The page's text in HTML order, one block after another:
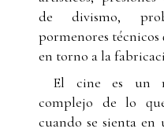
de divismo,
pormenores técnicos
en torno a la
El cine es un
complejo de lo
cuando se sienta